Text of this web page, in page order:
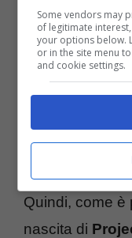
occupa
di fronte alla
efficienti.
aggiunti i
catalogo di
molte altre
Quindi, come è
nascita di
Some vendors may
of legitimate
your options below.
or in the site menu
and cookie settings.